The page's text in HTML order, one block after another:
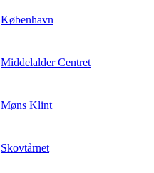
København
Middelalder Centret
Møns Klint
Skovtårnet